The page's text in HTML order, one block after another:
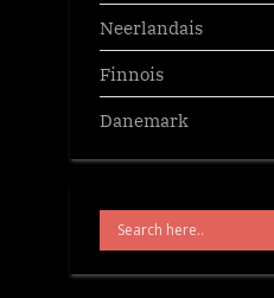
Neerlandais
Finnois
Danemark